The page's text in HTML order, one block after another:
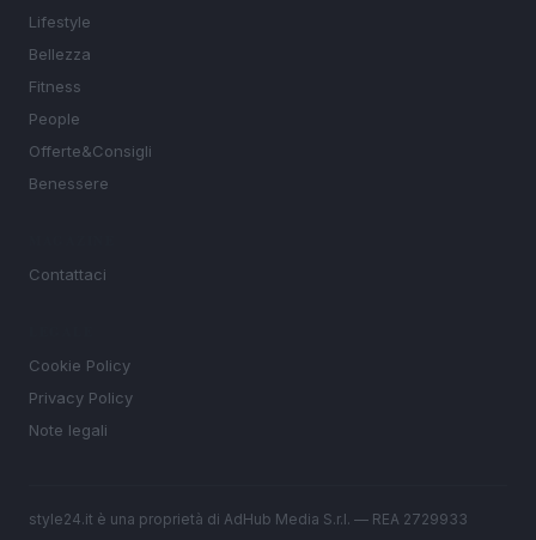
Lifestyle
Bellezza
Fitness
People
Offerte&Consigli
Benessere
Contattaci
Cookie Policy
Privacy Policy
Note legali
style24.it è una proprietà di AdHub Media S.r.l. — REA 2729933